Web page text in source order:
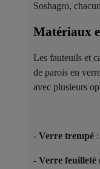
Soshagro,
Matériaux
Les fauteuils et
de parois en
avec plusieurs
- Verre trempé
- Verre feuilleté